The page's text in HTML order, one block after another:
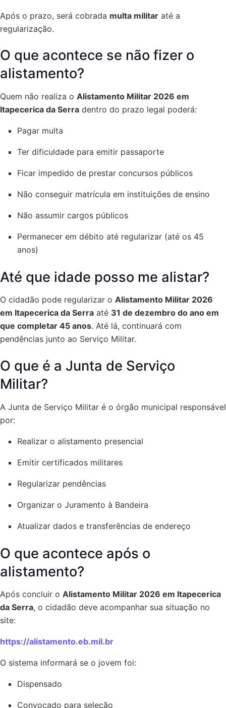
Após o prazo, será cobrada multa militar até a
regularização.
O que acontece se não fizer o
alistamento?
Quem não realiza o Alistamento Militar 2026 em
Itapecerica da Serra dentro do prazo legal poderá:
Pagar multa
Ter dificuldade para emitir passaporte
Ficar impedido de prestar concursos públicos
Não conseguir matrícula em instituições de ensino
Não assumir cargos públicos
Permanecer em débito até regularizar (até os 45
anos)
Até que idade posso me alistar?
O cidadão pode regularizar o Alistamento Militar 2026
em Itapecerica da Serra até 31 de dezembro do ano em
que completar 45 anos. Até lá, continuará com
pendências junto ao Serviço Militar.
O que é a Junta de Serviço
Militar?
A Junta de Serviço Militar é o órgão municipal responsável
por:
Realizar o alistamento presencial
Emitir certificados militares
Regularizar pendências
Organizar o Juramento à Bandeira
Atualizar dados e transferências de endereço
O que acontece após o
alistamento?
Após concluir o Alistamento Militar 2026 em Itapecerica
da Serra, o cidadão deve acompanhar sua situação no
site:
https://alistamento.eb.mil.br
O sistema informará se o jovem foi:
Dispensado
Convocado para seleção